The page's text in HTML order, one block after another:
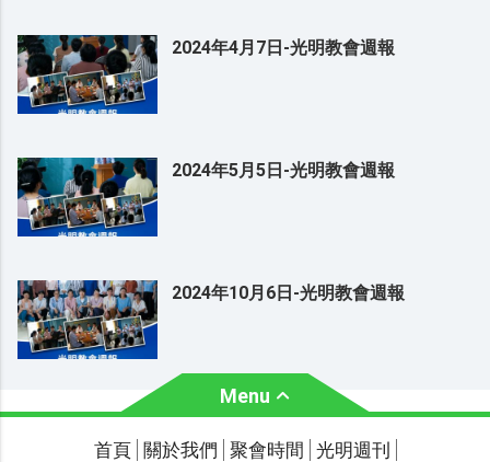
2024年4月7日-光明教會週報
2024年5月5日-光明教會週報
2024年10月6日-光明教會週報
Menu
關於我們 聚會時間
首頁 關於我們 聚會時間 光明週刊